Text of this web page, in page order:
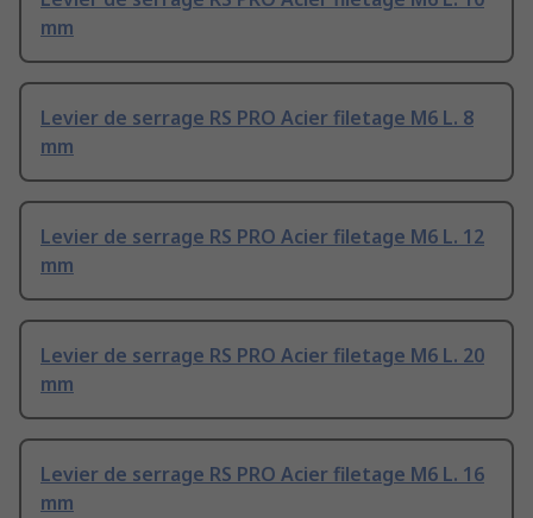
mm
Levier de serrage RS PRO Acier filetage M6 L. 8
mm
Levier de serrage RS PRO Acier filetage M6 L. 12
mm
Levier de serrage RS PRO Acier filetage M6 L. 20
mm
Levier de serrage RS PRO Acier filetage M6 L. 16
mm